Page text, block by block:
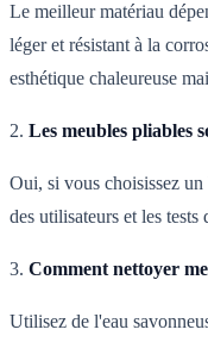
Le meilleur matériau
léger et résistant à la
esthétique chaleureuse
2. Les meubles pliables
Oui, si vous choisissez
des utilisateurs et les
3. Comment nettoyer
Utilisez de l'eau